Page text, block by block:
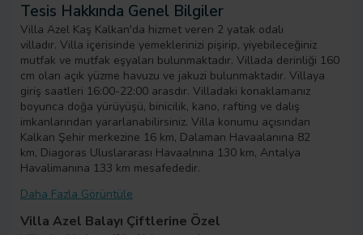
Tesis Hakkında Genel Bilgiler
Villa Azel Kaş Kalkan'da hizmet veren 2 yatak odalı
villadır. Villa içerisinde yemeklerinizi pişirip, yiyebileceğiniz
mutfak ve mutfak eşyaları bulunmaktadır. Villada derinliği 160
cm olan açık yüzme havuzu ve jakuzi bulunmaktadır. Villaya
giriş saatleri 16:00-22:00 arasdır. Villadaki konaklamanız
boyunca doğa yürüyüşü, binicilik, kano, rafting ve dalış
imkanlarından yararlanabilirsiniz. Villa konumu açısından
Kalkan Şehir merkezine 16 km, Dalaman Havaalanına 82
km, Diagoras Uluslararası Havaalnına 130 km, Antalya
Havalimanına 133 km mesafededir.
Daha Fazla Görüntüle
Villa Azel Balayı Çiftlerine Özel